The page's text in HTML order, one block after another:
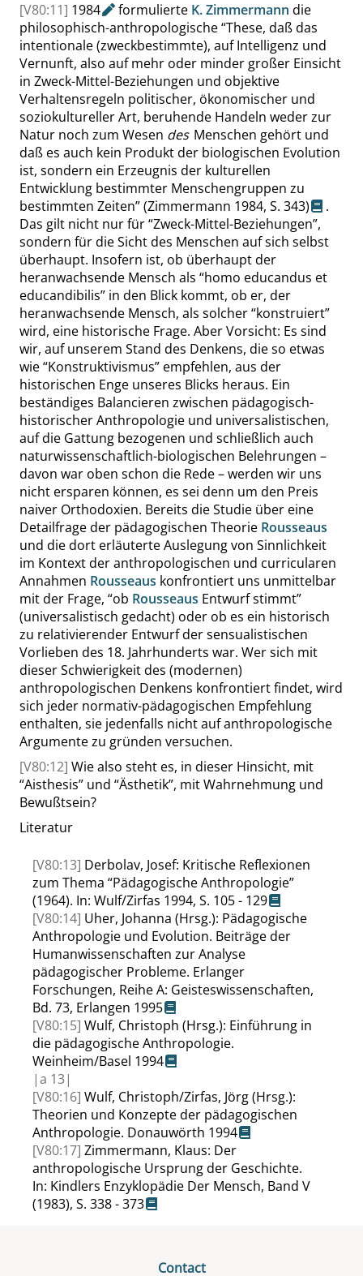
[V80:11] 1984 formulierte K. Zimmermann die
philosophisch-anthropologische“These, daß das
intentionale (zweckbestimmte), auf Intelligenz und
Vernunft, also auf mehr oder minder großer Einsicht
in Zweck-Mittel-Beziehungen und objektive
Verhaltensregeln politischer, ökonomischer und
soziokultureller Art, beruhende Handeln weder zur
Natur noch zum Wesen des Menschen gehört und
daß es auch kein Produkt der biologischen Evolution
ist, sondern ein Erzeugnis der kulturellen
Entwicklung bestimmter Menschengruppen zu
bestimmten Zeiten”(Zimmermann 1984, S. 343)
.
Das gilt nicht nur für“Zweck-Mittel-Beziehungen”,
sondern für die Sicht des Menschen auf sich selbst
überhaupt. Insofern ist, ob überhaupt der
heranwachsende Mensch als “homo educandus et
educandibilis” in den Blick kommt, ob er, der
heranwachsende Mensch, als solcher“konstruiert”
wird, eine historische Frage. Aber Vorsicht: Es sind
wir, auf unserem Stand des Denkens, die so etwas
wie“Konstruktivismus” empfehlen, aus der
historischen Enge unseres Blicks heraus. Ein
beständiges Balancieren zwischen pädagogisch-
historischer Anthropologie und universalistischen,
auf die Gattung bezogenen und schließlich auch
naturwissenschaftlich-biologischen Belehrungen –
davon war oben schon die Rede – werden wir uns
nicht ersparen können, es sei denn um den Preis
naiver Orthodoxien. Bereits die Studie über eine
Detailfrage der pädagogischen Theorie Rousseaus
und die dort erläuterte Auslegung von Sinnlichkeit
im Kontext der anthropologischen und curricularen
Annahmen Rousseaus konfrontiert uns unmittelbar
mit der Frage, “ob Rousseaus Entwurf stimmt”
(universalistisch gedacht) oder ob es ein historisch
zu relativierender Entwurf der sensualistischen
Vorlieben des 18. Jahrhunderts war. Wer sich mit
dieser Schwierigkeit des (modernen)
anthropologischen Denkens konfrontiert findet, wird
sich jeder normativ-pädagogischen Empfehlung
enthalten, sie jedenfalls nicht auf anthropologische
Argumente zu gründen versuchen.
[V80:12] Wie also steht es, in dieser Hinsicht, mit
“Aisthesis” und “Ästhetik”, mit Wahrnehmung und
Bewußtsein?
Literatur
[V80:13] Derbolav, Josef: Kritische Reflexionen
zum Thema “Pädagogische Anthropologie”
(1964). In: Wulf/Zirfas 1994, S. 105 - 129
[V80:14] Uher, Johanna (Hrsg.): Pädagogische
Anthropologie und Evolution. Beiträge der
Humanwissenschaften zur Analyse
pädagogischer Probleme. Erlanger
Forschungen, Reihe A: Geisteswissenschaften,
Bd. 73, Erlangen 1995
[V80:15] Wulf, Christoph (Hrsg.): Einführung in
die pädagogische Anthropologie.
Weinheim/Basel 1994
|a 13|
[V80:16] Wulf, Christoph/Zirfas, Jörg (Hrsg.):
Theorien und Konzepte der pädagogischen
Anthropologie. Donauwörth 1994
[V80:17] Zimmermann, Klaus: Der
anthropologische Ursprung der Geschichte.
In: Kindlers Enzyklopädie Der Mensch, Band V
(1983), S. 338 - 373
Contact